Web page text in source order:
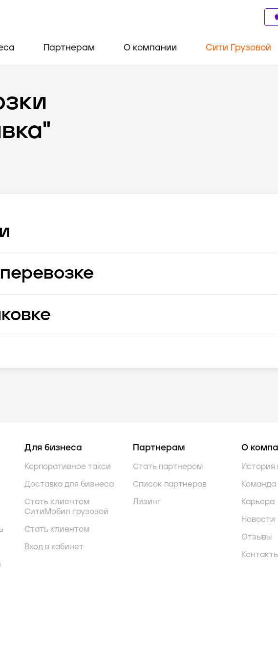
Партнерам О компании Сити Грузовой
Для бизнеса
Корпоративное такси
Доставка для бизнеса
Стать клиентом
СитиМобил грузовой
Стать клиентом
Вход в кабинет
Партнерам
Стать партнером
Список партнеров
Лизинг
О
История
Команда
Карьера
Новости
Отзывы